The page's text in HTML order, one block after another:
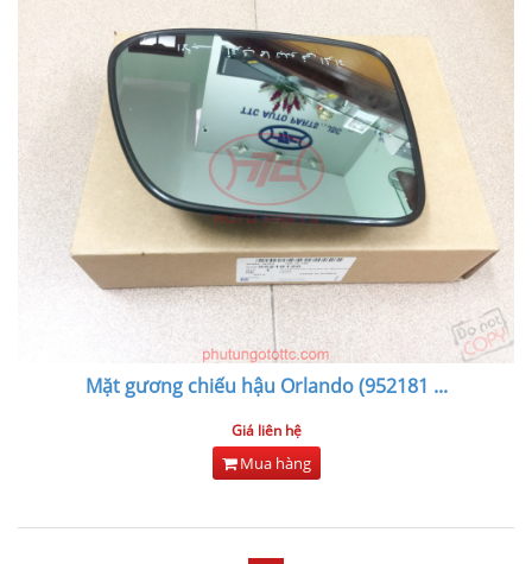
Mặt gương chiếu hậu Orlando (952181 ...
Giá liên hệ
Mua hàng